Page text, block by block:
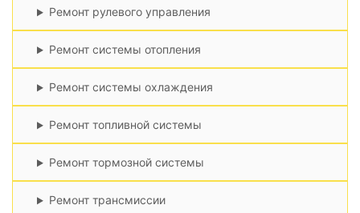
Ремонт рулевого управления
Ремонт системы отопления
Ремонт системы охлаждения
Ремонт топливной системы
Ремонт тормозной системы
Ремонт трансмиссии